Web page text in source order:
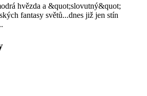
hvězda a &quot;slovutný&quot;
fantasy světů...dnes již jen stín